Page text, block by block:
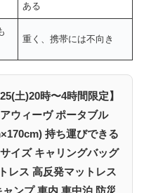
ある
重く、携帯には不向き
土)20時〜4時間限定】
アウィーヴ ポータブル
持ち運びできる
イズ キャリングバッグ
レス 高反発マットレス
ンプ 車内 車中泊 防災